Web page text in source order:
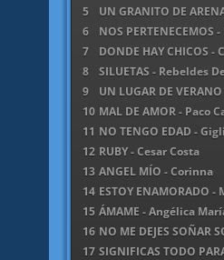
5
UN GRANITO DE
6
NOS PERTENECEMOS
7
DONDE HAY CHICOS -
8
SILUETAS - Rebeldes
9
UN LUGAR DE
10 MAL DE AMOR - Paco
11 NO TENGO EDAD -
12 RUBY - Cesar Costa
13 ANGEL MÍO - Corinna
14 ESTOY ENAMORADO
15 ÁMAME - Angélica
16 NO ME DEJES SOÑAR
17 SIGNIFICAS TODO